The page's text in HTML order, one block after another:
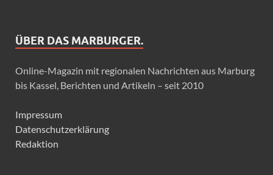
ÜBER DAS MARBURGER.
Online-Magazin mit regionalen Nachrichten aus Marburg
bis Kassel, Berichten und Artikeln – seit 2010
Impressum
Datenschutzerklärung
Redaktion